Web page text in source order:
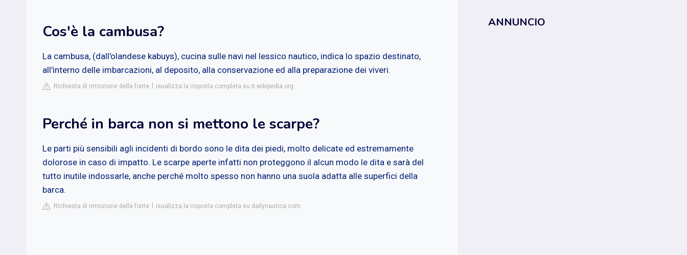
Cos'è la cambusa?
La cambusa, (dall'olandese kabuys), cucina sulle navi nel lessico nautico, indica lo spazio destinato,
all'interno delle imbarcazioni, al deposito, alla conservazione ed alla preparazione dei viveri.
Richiesta di rimozione della fonte isualizza la risposta completa su it.wikipedia.org
Perché in barca non si mettono le scarpe?
Le parti più sensibili agli incidenti di bordo sono le dita dei piedi, molto delicate ed estremamente
dolorose in caso di impatto. Le scarpe aperte infatti non proteggono il alcun modo le dita e sarà del
tutto inutile indossarle, anche perché molto spesso non hanno una suola adatta alle superfici della
barca.
Richiesta di rimozione della fonte isualizza la risposta completa su dailynautica.com
ANNUNCIO